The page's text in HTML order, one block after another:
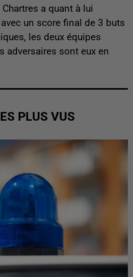
a quant à lui
un score final de 3 buts
les deux équipes
adversaires sont eux en
PLUS VUS